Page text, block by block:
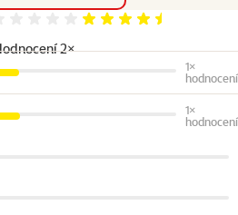
2×
Hodnocení 90%
1×
hodnocení
1×
hodnocení